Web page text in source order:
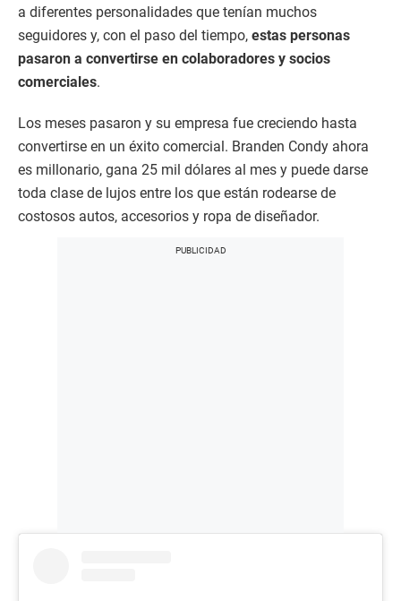
a diferentes personalidades que tenían muchos
seguidores y, con el paso del tiempo, estas personas
pasaron a convertirse en colaboradores y socios
comerciales.
Los meses pasaron y su empresa fue creciendo hasta
convertirse en un éxito comercial. Branden Condy ahora
es millonario, gana 25 mil dólares al mes y puede darse
toda clase de lujos entre los que están rodearse de
costosos autos, accesorios y ropa de diseñador.